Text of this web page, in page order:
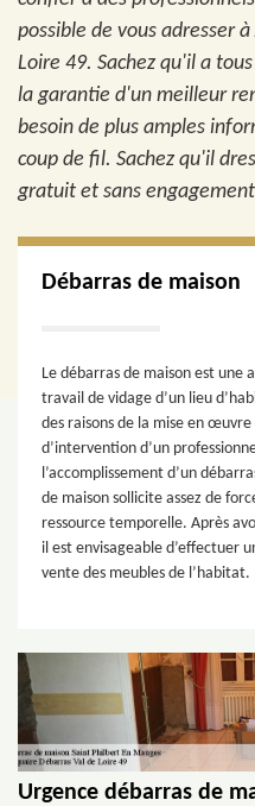
possible de vous adresser
Loire 49. Sachez qu'il a
la garantie d'un meilleur
besoin de plus amples
coup de fil. Sachez qu'il
gratuit et sans
Débarras de maison
Le débarras de maison est une
travail de vidage d’un lieu
des raisons de la mise en
d’intervention d’un
l’accomplissement d’un
de maison sollicite assez de
ressource temporelle. Après
il est envisageable d’effectuer
vente des meubles de l’habitat.
Urgence débarras de